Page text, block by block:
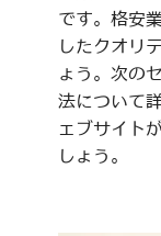
です。格安
したクオリ
ょう。次の
法について
ェブサイト
しょう。